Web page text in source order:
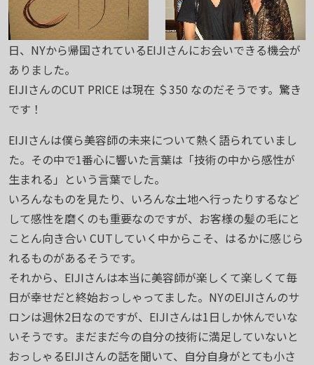
日、NYから帰国されているEIJIさんにお会いできる機会が
ありました。
EIJIさんのCUT PRICE は現在 ＄350 なのだそうです。驚き
です！
EIJIさんは僕ら美容師の未来について熱く語られていまし
た。その中で1番心に響いた言葉は「技術の中から感性が
生まれる」という言葉でした。
いろんなものを見たり、いろんな土地へ行ったりするなど
して感性を磨くのも重要なのですが、お客様の髪の毛にと
ことん向き合い CUTしていく中からこそ、はるかに感じら
れるものがあるそうです。
それから、EIJIさんは本当に美容師が楽しくて楽しくて毎
日が幸せだと終始おっしゃってました。NYのEIJIさんのサ
ロンは週休2日なのですが、EIJIさんは1日しか休んでいな
いそうです。まだまだ今の自分の技術に満足していないと
おっしゃるEIJIさんの話を聞いて、自分自身がとても小さ